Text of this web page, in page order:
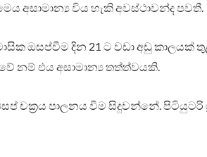
අසාමාන්‍ය විය හැකි අවස්ථාවන්ද පවතී.
ඔසප්වීම දින 21 ට වඩා අඩු කාලයක්
නම් එය අසාමාන්‍ය තත්ත්වයකි.
චක්‍රය පාලනය වීම සිදුවන්නේ.